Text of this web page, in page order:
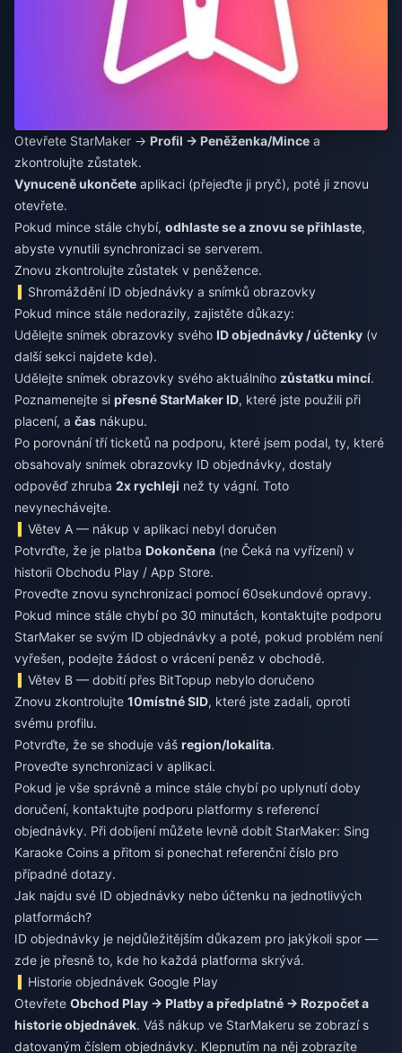
Otevřete StarMaker → Profil → Peněženka/Mince a
zkontrolujte zůstatek.
Vynuceně ukončete aplikaci (přejeďte ji pryč), poté ji znovu
otevřete.
Pokud mince stále chybí, odhlaste se a znovu se přihlaste,
abyste vynutili synchronizaci se serverem.
Znovu zkontrolujte zůstatek v peněžence.
Shromáždění ID objednávky a snímků obrazovky
Pokud mince stále nedorazily, zajistěte důkazy:
Udělejte snímek obrazovky svého ID objednávky / účtenky (v
další sekci najdete kde).
Udělejte snímek obrazovky svého aktuálního zůstatku mincí.
Poznamenejte si přesné StarMaker ID, které jste použili při
placení, a čas nákupu.
Po porovnání tří ticketů na podporu, které jsem podal, ty, které
obsahovaly snímek obrazovky ID objednávky, dostaly
odpověď zhruba 2x rychleji než ty vágní. Toto
nevynechávejte.
Větev A — nákup v aplikaci nebyl doručen
Potvrďte, že je platba Dokončena (ne Čeká na vyřízení) v
historii Obchodu Play / App Store.
Proveďte znovu synchronizaci pomocí 60sekundové opravy.
Pokud mince stále chybí po 30 minutách, kontaktujte podporu
StarMaker se svým ID objednávky a poté, pokud problém není
vyřešen, podejte žádost o vrácení peněz v obchodě.
Větev B — dobití přes BitTopup nebylo doručeno
Znovu zkontrolujte 10místné SID, které jste zadali, oproti
svému profilu.
Potvrďte, že se shoduje váš region/lokalita.
Proveďte synchronizaci v aplikaci.
Pokud je vše správně a mince stále chybí po uplynutí doby
doručení, kontaktujte podporu platformy s referencí
objednávky. Při dobíjení můžete levně dobít StarMaker: Sing
Karaoke Coins a přitom si ponechat referenční číslo pro
případné dotazy.
Jak najdu své ID objednávky nebo účtenku na jednotlivých
platformách?
ID objednávky je nejdůležitějším důkazem pro jakýkoli spor —
zde je přesně to, kde ho každá platforma skrývá.
Historie objednávek Google Play
Otevřete Obchod Play → Platby a předplatné → Rozpočet a
historie objednávek. Váš nákup ve StarMakeru se zobrazí s
datovaným číslem objednávky. Klepnutím na něj zobrazíte